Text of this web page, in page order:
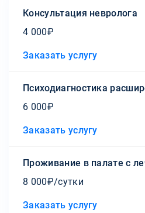
Консультация невролога
4 000₽
Заказать услугу
Психодиагностика
6 000₽
Заказать услугу
Проживание в палате с
8 000₽/сутки
Заказать услугу